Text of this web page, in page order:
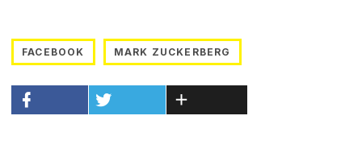
FACEBOOK MARK ZUCKERBERG